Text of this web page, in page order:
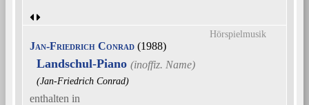
Hörspielmusik
Jan-Friedrich Conrad (1988)
Landschul-Piano
(Jan-Friedrich Conrad)
enthalten in